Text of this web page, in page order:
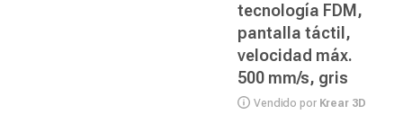
tecnología FDM,
pantalla táctil,
velocidad máx.
500 mm/s, gris
Vendido por Krear 3D